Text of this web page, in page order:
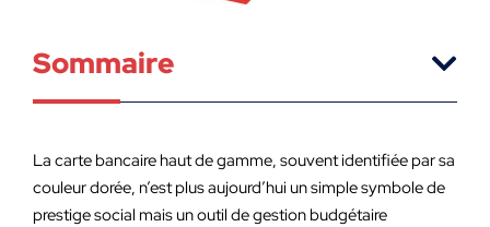
Sommaire
La carte bancaire haut de gamme, souvent identifiée par sa
couleur dorée, n’est plus aujourd’hui un simple symbole de
prestige social mais un outil de gestion budgétaire